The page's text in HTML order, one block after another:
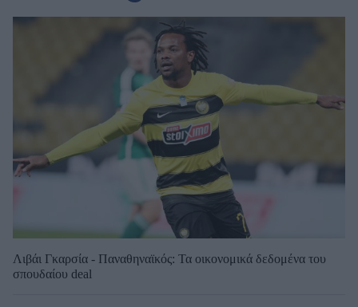
Λιβάι Γκαρσία - Παναθηναϊκός: Τα οικονομικά δεδομένα του
σπουδαίου deal